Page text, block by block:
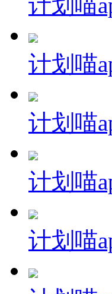
计划喵
计划喵
计划喵
计划喵